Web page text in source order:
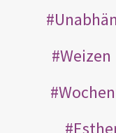
Weizen